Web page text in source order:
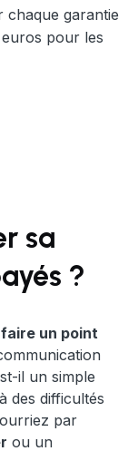
chaque garantie
pour les
sa
?
un point
il un simple
des difficultés
par
ou un